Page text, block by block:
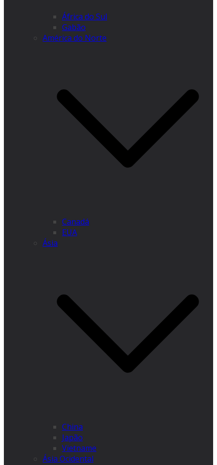
África do Sul
Gabão
América do Norte
Canadá
EUA
Ásia
China
Japão
Vietname
Ásia Ocidental